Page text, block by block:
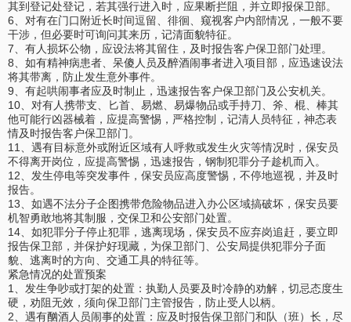
其到登记处登记，若其强行进入时，应果断拦阻，并立即报保卫部。
6、对有在门口附近长时间逗留、徘徊、窥视客户内部情况，一般不要
干涉，但必要时可询问其来历，记清面貌特征。
7、有人损坏公物，应设法将其留住，及时报告客户保卫部门处理。
8、如有精神病患者、呆傻人员及醉酒闹事者进入项目部，应迅速设法
将其带离，防止发生意外事件。
9、有起哄闹事者应及时制止，迅速报告客户保卫部门及公安机关。
10、对有人携带支、匕首、易燃、易爆物品或手持刀、斧、棍、棒其
他可能行凶器械着，应提高警惕，严格控制，记清人员特征，神态表
情及时报告客户保卫部门。
11、遇有目标意外或附近区域有人呼救或发生火灾等情况时，保安员
不得离开岗位，应提高警惕，迅速报告，钢制犯罪分子趁机而入。
12、发生停电等突发事件，保安员应高度警惕，不停地巡视，并及时
报告。
13、如遇不法分子企图携带危险物品进入办公区域搞破坏，保安员要
机智勇敢地将其制服，交保卫和公安部门处置。
14、如犯罪分子停止犯罪，逃离现场，保安员不应弃岗追赶，要立即
报告保卫部，并保护好现藏，为保卫部门、公安局提供犯罪分子面
貌、逃离时的方向、交通工具的特征等。
紧急情况的处置预案
1、发生争吵或打架的处置：执勤人员要及时冷静的劝解，切忌态度生
硬，劝阻无效，须向保卫部门主管报告，防止受人以柄。
2、遇有酗酒人员闹事的处置：应及时报告保卫部门和队（班）长，尽